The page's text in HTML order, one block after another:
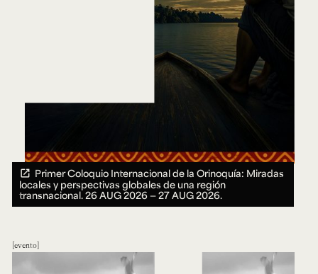
Primer Coloquio Internacional de la Orinoquía: Miradas
locales y perspectivas globales de una región
transnacional.26 AUG 2026 ― 27 AUG 2026.
evento